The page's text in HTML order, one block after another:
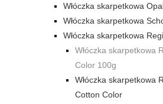
Włóczka skarpetkowa
Włóczka skarpetkowa
Włóczka skarpetkowa
Włóczka skarpetkowa
Color 100g
Włóczka skarpetkowa
Cotton Color